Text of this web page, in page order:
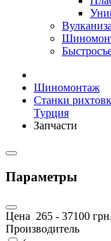
Шиномонтаж
Станки
Турция
Запчасти
Параметры
Цена 265 - 37100 грн.
Производитель